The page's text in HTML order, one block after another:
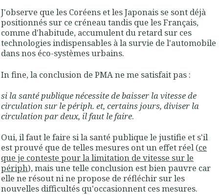
J'observe que les Coréens et les Japonais se sont déjà
positionnés sur ce créneau tandis que les Français,
comme d'habitude, accumulent du retard sur ces
technologies indispensables à la survie de l'automobile
dans nos éco-systèmes urbains.
In fine, la conclusion de PMA ne me satisfait pas :
si la santé publique nécessite de baisser la vitesse de
circulation sur le périph. et, certains jours, diviser la
circulation par deux, il faut le faire.
Oui, il faut le faire si la santé publique le justifie et s'il
est prouvé que de telles mesures ont un effet réel (ce
que je conteste pour la limitation de vitesse sur le
périph), mais une telle conclusion est bien pauvre car
elle ne résout ni ne propose de réfléchir sur les
nouvelles difficultés qu'occasionnent ces mesures.